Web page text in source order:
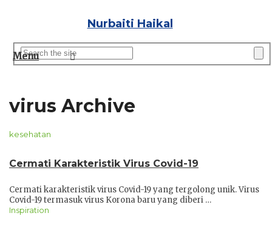
Nurbaiti Haikal
Menu
virus Archive
kesehatan
Cermati Karakteristik Virus Covid-19
Cermati karakteristik virus Covid-19 yang tergolong unik. Virus
Covid-19 termasuk virus Korona baru yang diberi …
Inspiration